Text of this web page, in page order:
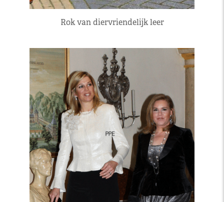
Rok van diervriendelijk leer